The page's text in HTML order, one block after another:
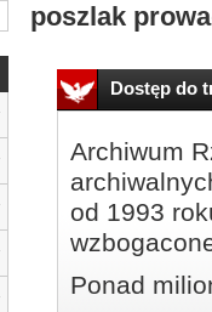
poszlak
Dostęp do
Archiwum
od 1993
Ponad